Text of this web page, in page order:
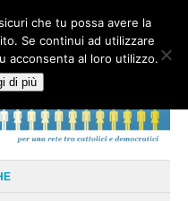
DOCUMENTAZIONE
che tu possa avere la
Se continui ad utilizzare
acconsenta al loro utilizzo.
di più